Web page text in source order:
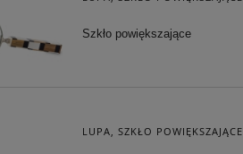
Szkło powiększające
LUPA, SZKŁO POWIĘKSZAJĄCE